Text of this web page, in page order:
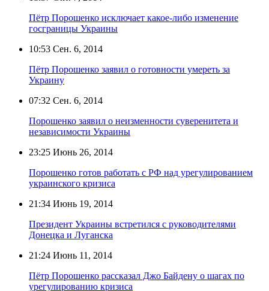
Пётр Порошенко исключает какое-либо изменение
госграницы Украины
10:53 Сен. 6, 2014
Пётр Порошенко заявил о готовности умереть за
Украину
07:32 Сен. 6, 2014
Порошенко заявил о неизменности суверенитета и
независимости Украины
23:25 Июнь 26, 2014
Порошенко готов работать с РФ над урегулированием
украинского кризиса
21:34 Июнь 19, 2014
Президент Украины встретился с руководителями
Донецка и Луганска
21:24 Июнь 11, 2014
Пётр Порошенко рассказал Джо Байдену о шагах по
урегулированию кризиса